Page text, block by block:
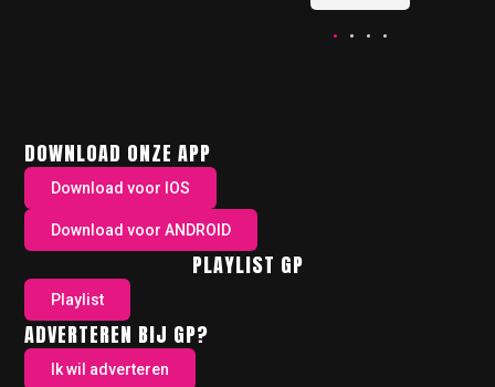
DOWNLOAD ONZE APP
Download voor IOS
Download voor ANDROID
PLAYLIST GP
Playlist
ADVERTEREN BIJ GP?
Ik wil adverteren